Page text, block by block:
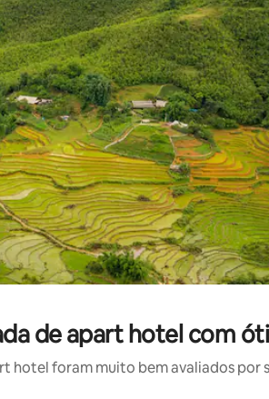
de apart hotel com
hotel foram muito bem avaliados por